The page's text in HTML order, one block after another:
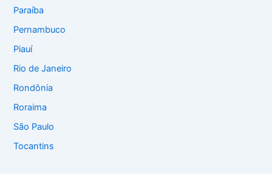
Paraíba
Pernambuco
Piauí
Rio de Janeiro
Rondônia
Roraima
São Paulo
Tocantins